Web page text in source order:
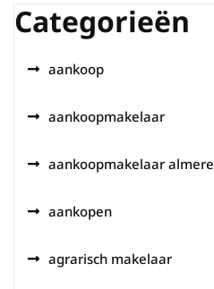
Categorieën
aankoop
aankoopmakelaar
aankoopmakelaar almere
aankopen
agrarisch makelaar